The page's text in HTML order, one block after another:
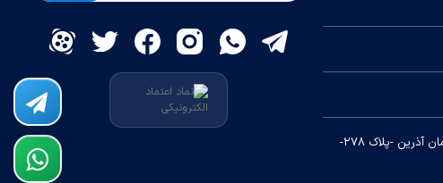
چهارراه معلم-معلم ۲۷/۱-ساختمان آذرین -پلاک ۲۷۸-